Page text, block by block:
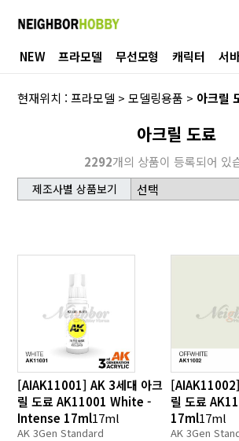
NEW 프라모델 무선모형 캐릭터 서
현재위치 :프라모델 >모델링용품 > 아크릴
아크릴 도료
2292개의 상품이 등록되어 있
제조사별 상품보기
[AIAK11001] AK 3세대 아크
릴 도료 AK11001 White -
Intense 17ml17ml
AK 3Gen Standard
릴 도료
17ml17ml
AK 3Gen